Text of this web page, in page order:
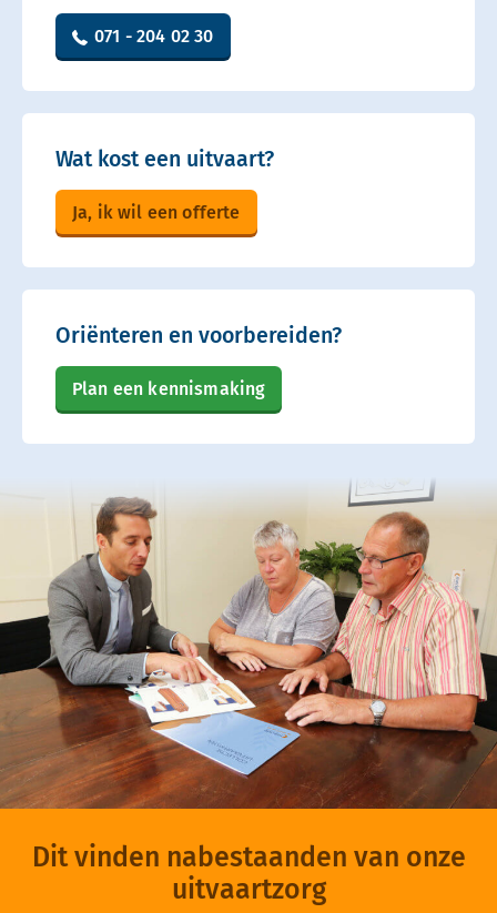
071 - 204 02 30
Wat kost een uitvaart?
Ja, ik wil een offerte
Oriënteren en voorbereiden?
Plan een kennismaking
Dit vinden nabestaanden van onze
uitvaartzorg